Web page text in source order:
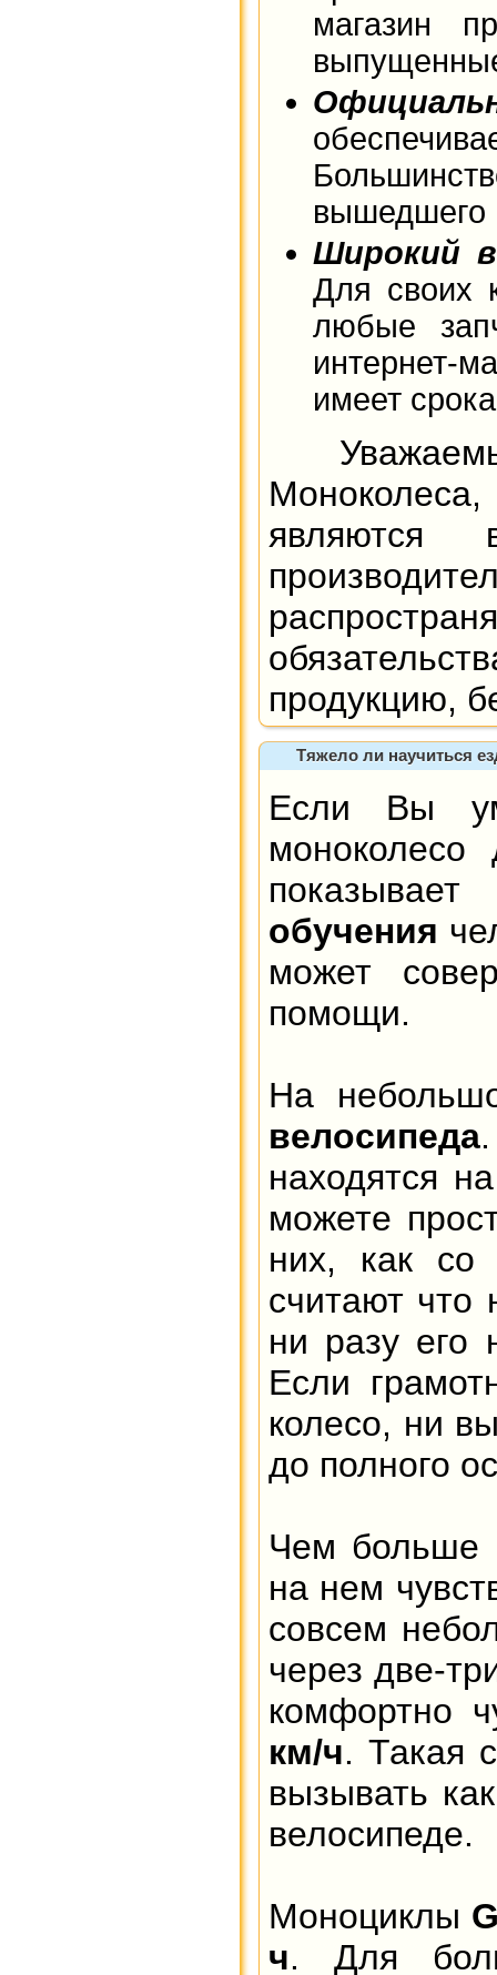
магазин
вышедшего
Широкий
Для своих
любые
интернет-
имеет
являются
продукцию,
Тяжело ли научиться
Если Вы
обучения
может
помощи.
На
велосипеда
находятся
можете
них, как со
считают что
ни разу его
Если
колесо, ни
до полного
Чем больше
на нем
совсем
через две-
комфортно
км/ч. Такая
вызывать
велосипеде.
Моноциклы
ч. Для